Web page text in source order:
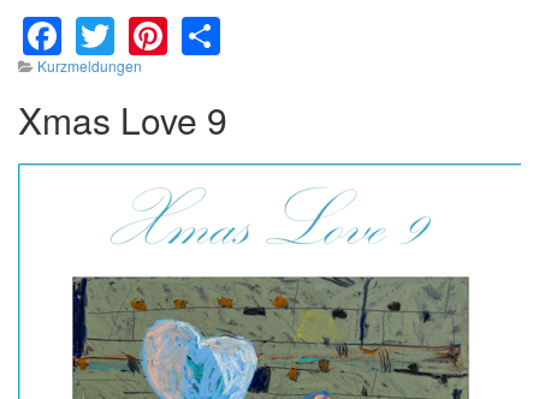
Facebook
TwitterPinterest
Kurzmeldungen
Xmas Love 9